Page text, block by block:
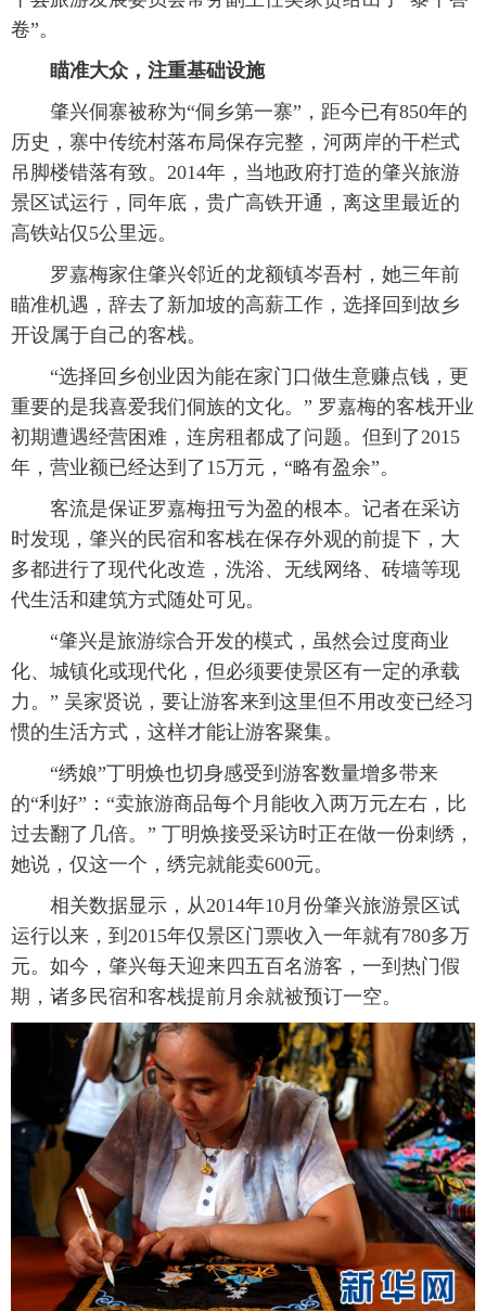
卷”。
瞄准大众，注重基础设施
肇兴侗寨被称为“侗乡第一寨”，距今已有850年的
历史，寨中传统村落布局保存完整，河两岸的干栏式
吊脚楼错落有致。2014年，当地政府打造的肇兴旅游
景区试运行，同年底，贵广高铁开通，离这里最近的
高铁站仅5公里远。
罗嘉梅家住肇兴邻近的龙额镇岑吾村，她三年前
瞄准机遇，辞去了新加坡的高薪工作，选择回到故乡
开设属于自己的客栈。
“选择回乡创业因为能在家门口做生意赚点钱，更
重要的是我喜爱我们侗族的文化。” 罗嘉梅的客栈开业
初期遭遇经营困难，连房租都成了问题。但到了2015
年，营业额已经达到了15万元，“略有盈余”。
客流是保证罗嘉梅扭亏为盈的根本。记者在采访
时发现，肇兴的民宿和客栈在保存外观的前提下，大
多都进行了现代化改造，洗浴、无线网络、砖墙等现
代生活和建筑方式随处可见。
“肇兴是旅游综合开发的模式，虽然会过度商业
化、城镇化或现代化，但必须要使景区有一定的承载
力。” 吴家贤说，要让游客来到这里但不用改变已经习
惯的生活方式，这样才能让游客聚集。
“绣娘”丁明焕也切身感受到游客数量增多带来
的“利好”：“卖旅游商品每个月能收入两万元左右，比
过去翻了几倍。” 丁明焕接受采访时正在做一份刺绣，
她说，仅这一个，绣完就能卖600元。
相关数据显示，从2014年10月份肇兴旅游景区试
运行以来，到2015年仅景区门票收入一年就有780多万
元。如今，肇兴每天迎来四五百名游客，一到热门假
期，诸多民宿和客栈提前月余就被预订一空。